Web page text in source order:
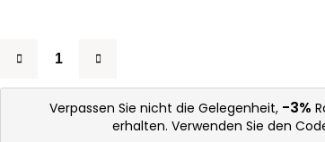
Verpassen Sie nicht die Gelegenheit, -3%
erhalten. Verwenden Sie den